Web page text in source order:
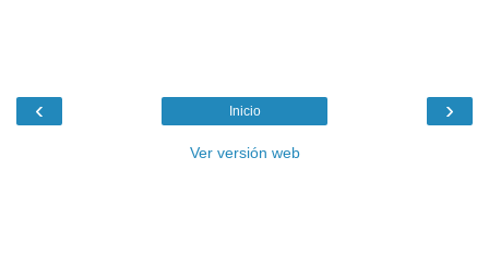
‹ ›
Inicio
Ver versión web